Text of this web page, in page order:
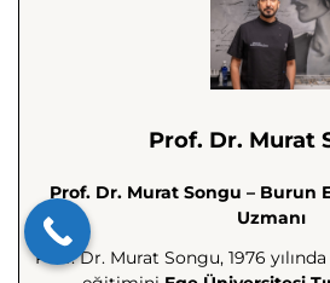
Prof. Dr. Murat
Prof. Dr. Murat Songu – Burun
Uzmanı
Prof. Dr. Murat Songu, 1976